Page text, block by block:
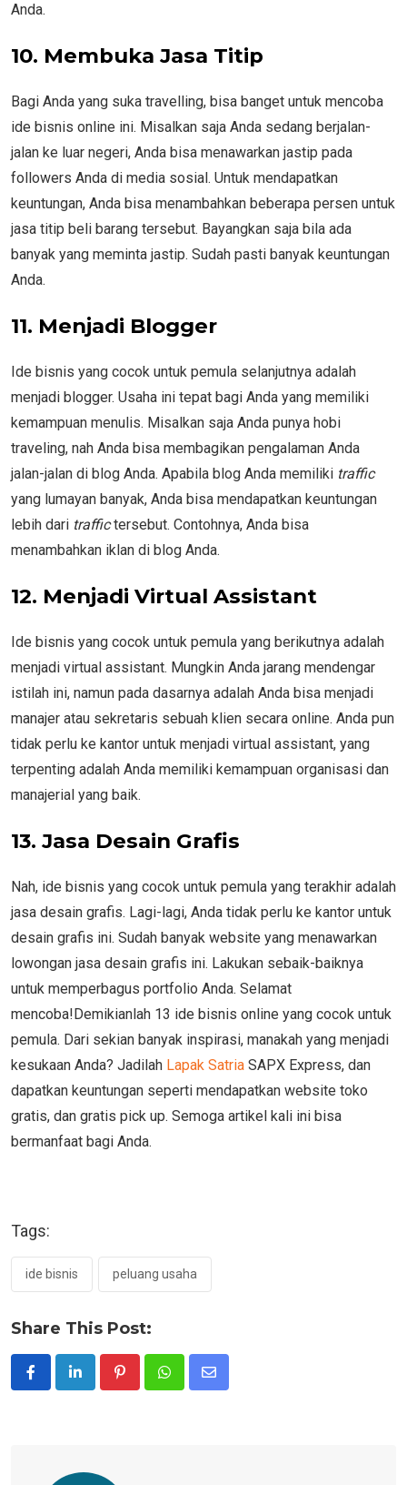
Anda.
10. Membuka Jasa Titip
Bagi Anda yang suka travelling, bisa banget untuk mencoba
ide bisnis online ini. Misalkan saja Anda sedang berjalan-
jalan ke luar negeri, Anda bisa menawarkan jastip pada
followers Anda di media sosial. Untuk mendapatkan
keuntungan, Anda bisa menambahkan beberapa persen untuk
jasa titip beli barang tersebut. Bayangkan saja bila ada
banyak yang meminta jastip. Sudah pasti banyak keuntungan
Anda.
11. Menjadi Blogger
Ide bisnis yang cocok untuk pemula selanjutnya adalah
menjadi blogger. Usaha ini tepat bagi Anda yang memiliki
kemampuan menulis. Misalkan saja Anda punya hobi
traveling, nah Anda bisa membagikan pengalaman Anda
jalan-jalan di blog Anda. Apabila blog Anda memiliki traffic
yang lumayan banyak, Anda bisa mendapatkan keuntungan
lebih dari traffictersebut. Contohnya, Anda bisa
menambahkan iklan di blog Anda.
12. Menjadi Virtual Assistant
Ide bisnis yang cocok untuk pemula yang berikutnya adalah
menjadi virtual assistant. Mungkin Anda jarang mendengar
istilah ini, namun pada dasarnya adalah Anda bisa menjadi
manajer atau sekretaris sebuah klien secara online. Anda pun
tidak perlu ke kantor untuk menjadi virtual assistant, yang
terpenting adalah Anda memiliki kemampuan organisasi dan
manajerial yang baik.
13. Jasa Desain Grafis
Nah, ide bisnis yang cocok untuk pemula yang terakhir adalah
jasa desain grafis. Lagi-lagi, Anda tidak perlu ke kantor untuk
desain grafis ini. Sudah banyak website yang menawarkan
lowongan jasa desain grafis ini. Lakukan sebaik-baiknya
untuk memperbagus portfolio Anda. Selamat
mencoba!Demikianlah 13 ide bisnis online yang cocok untuk
pemula. Dari sekian banyak inspirasi, manakah yang menjadi
kesukaan Anda? Jadilah Lapak Satria SAPX Express, dan
dapatkan keuntungan seperti mendapatkan website toko
gratis, dan gratis pick up. Semoga artikel kali ini bisa
bermanfaat bagi Anda.
Tags:
ide bisnis peluang usaha
Share This Post:
PinterestWhatsappShare